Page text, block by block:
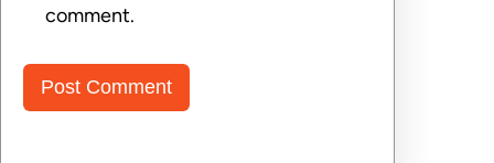
comment.